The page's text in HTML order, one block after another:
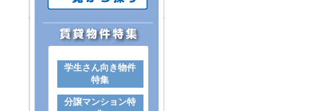
学生さん向き物件
特集
分譲マンション特